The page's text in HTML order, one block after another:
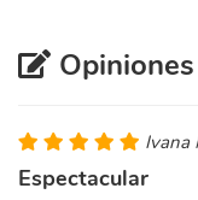
Ivana
Espectacular